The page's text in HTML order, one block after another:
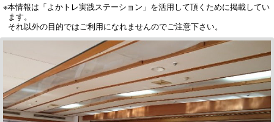
※本情報は「よかトレ実践ステーション」を活用して頂くために掲載してい
ます。
それ以外の目的ではご利用になれませんのでご注意下さい。